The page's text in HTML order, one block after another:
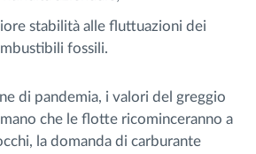
stabilità alle fluttuazioni dei
fossili.
di pandemia, i valori del greggio
che le flotte ricominceranno a
la domanda di carburante